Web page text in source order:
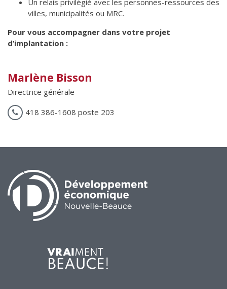
villes, municipalités ou MRC.
Pour vous accompagner dans votre projet
d’implantation :
Marlène Bisson
Directrice générale
418 386-1608 poste 203